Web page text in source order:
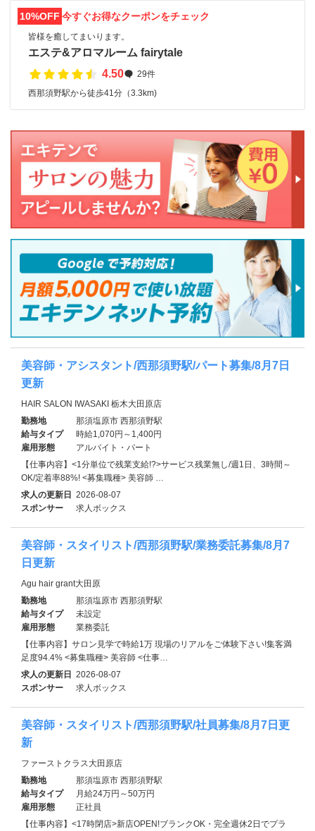
10%OFF 今すぐお得なクーポンをチェック
皆様を癒してまいります。
エステ&アロマルーム fairytale
4.50
29件
西那須野駅から徒歩41分（3.3km)
美容師・アシスタント/西那須野駅/パート募集/8月7日
更新
HAIR SALON IWASAKI 栃木大田原店
勤務地
那須塩原市 西那須野駅
給与タイプ
時給1,070円～1,400円
雇用形態
アルバイト・パート
【仕事内容】<1分単位で残業支給!?>サービス残業無し/週1日、3時間～
OK/定着率88%! <募集職種> 美容師 …
求人の更新日 2026-08-07
スポンサー
求人ボックス
美容師・スタイリスト/西那須野駅/業務委託募集/8月7
日更新
Agu hair grant大田原
勤務地
那須塩原市 西那須野駅
給与タイプ
未設定
雇用形態
業務委託
【仕事内容】サロン見学で時給1万 現場のリアルをご体験下さい!集客満
足度94.4% <募集職種> 美容師 <仕事…
求人の更新日 2026-08-07
スポンサー
求人ボックス
美容師・スタイリスト/西那須野駅/社員募集/8月7日更
新
ファーストクラス大田原店
勤務地
那須塩原市 西那須野駅
給与タイプ
月給24万円～50万円
雇用形態
正社員
【仕事内容】<17時閉店>新店OPEN!ブランクOK・完全週休2日でプラ